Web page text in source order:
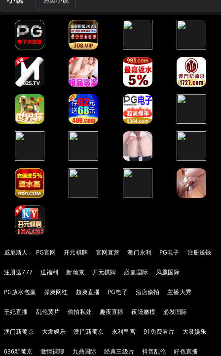
威尼斯人 PG官网 开元棋牌 官网直营 澳门永利 PG电子 注册送钱
注册送777 送福利 新葡京 开元棋牌 必赢国际 凤凰国际
PG放水包赢 操爽网红 超爽直播 PG电子 酒店偷拍 主播大秀
王妃直播 乱伦黄片 偷拍私处 趣夜直播 夜场嫩模 必发国际
澳门新葡京 大发娱乐 澳門新葡京 永利皇宫 91免费看片 大發娱乐
636新葡京 激情裸聊 九鼎国际 经典三级片 抖音乱伦 好色直播